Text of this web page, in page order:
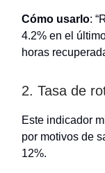
Cómo usarlo:
4.2% en el
horas
2. Tasa de
Este indicador
por motivos de
12%.